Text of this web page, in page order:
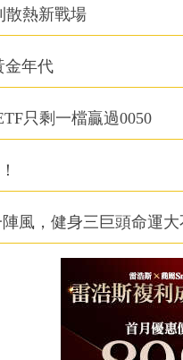
散熱新戰場
金年代
只剩一檔贏過0050
風，健身三巨頭命運大